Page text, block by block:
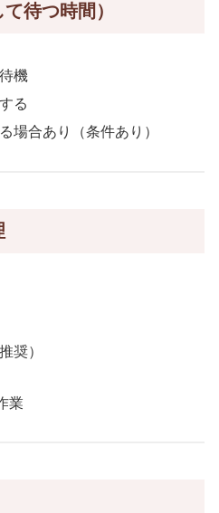
待つ時間）
機
る
場合あり（条件あり）
奨）
業